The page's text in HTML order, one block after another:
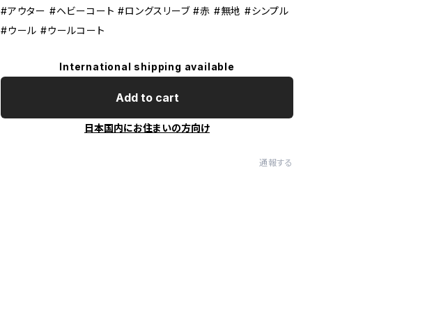
#アウター #ヘビーコート #ロングスリーブ #赤 #無地 #シンプル
#ウール #ウールコート
International shipping available
Add to cart
日本国内にお住まいの方向け
通報する